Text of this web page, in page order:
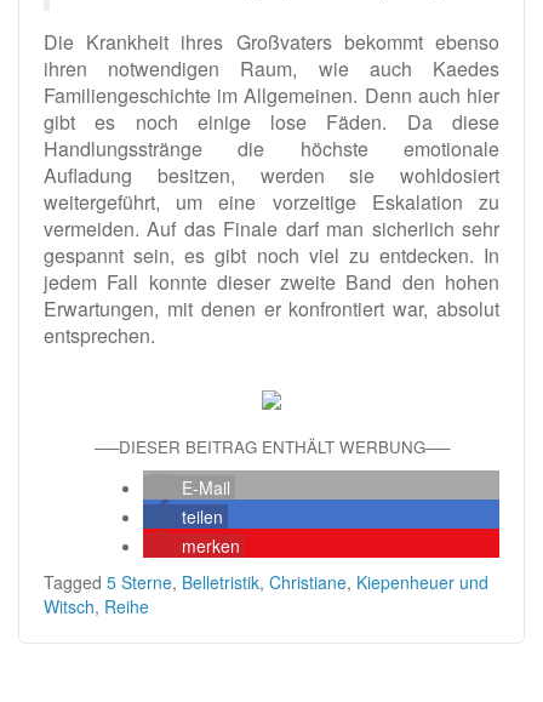
Die Krankheit ihres Großvaters bekommt ebenso
ihren notwendigen Raum, wie auch Kaedes
Familiengeschichte im Allgemeinen. Denn auch hier
gibt es noch einige lose Fäden. Da diese
Handlungsstränge die höchste emotionale
Aufladung besitzen, werden sie wohldosiert
weitergeführt, um eine vorzeitige Eskalation zu
vermeiden. Auf das Finale darf man sicherlich sehr
gespannt sein, es gibt noch viel zu entdecken. In
jedem Fall konnte dieser zweite Band den hohen
Erwartungen, mit denen er konfrontiert war, absolut
entsprechen.
—–DIESER BEITRAG ENTHÄLT WERBUNG—–
E-Mail
teilen
merken
Tagged 5 Sterne, Belletristik, Christiane, Kiepenheuer und
Witsch, Reihe